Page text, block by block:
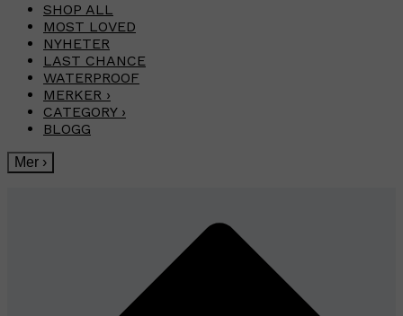
SHOP ALL
MOST LOVED
NYHETER
LAST CHANCE
WATERPROOF
MERKER ›
CATEGORY ›
BLOGG
Mer ›